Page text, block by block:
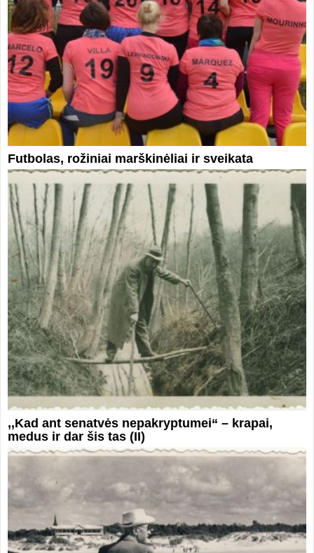
Futbolas, rožiniai marškinėliai ir sveikata
,,Kad ant senatvės nepakryptumei“ – krapai,
medus ir dar šis tas (II)